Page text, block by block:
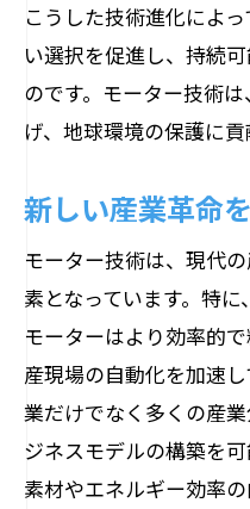
こうした技術進化によ
い選択を促進し、持続
のです。モーター技術
げ、地球環境の保護に貢
新しい産業革命
モーター技術は、現代
素となっています。特に
モーターはより効率的
産現場の自動化を加速
業だけでなく多くの産
ジネスモデルの構築を
素材やエネルギー効率